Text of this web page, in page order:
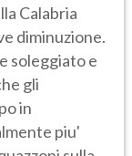
Calabria
diminuzione.
soleggiato e
gli
in
piu'